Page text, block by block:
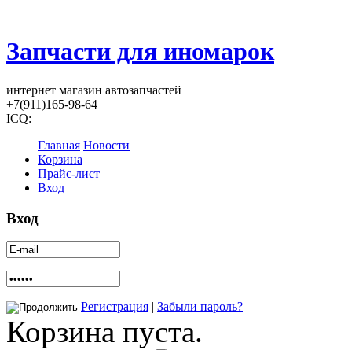
Запчасти для иномарок
интернет магазин автозапчастей
+7(911)165-98-64
ICQ:
Главная Новости
Корзина
Прайс-лист
Вход
Вход
Регистрация | Забыли пароль?
Корзина пуста.